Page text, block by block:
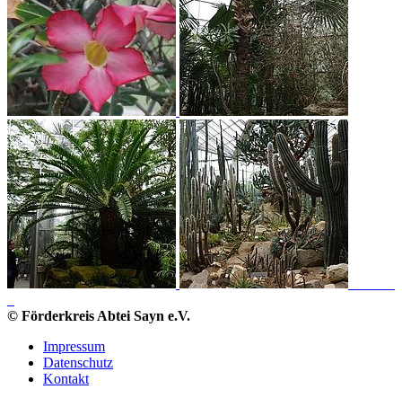
© Förderkreis Abtei Sayn e.V.
Impressum
Datenschutz
Kontakt